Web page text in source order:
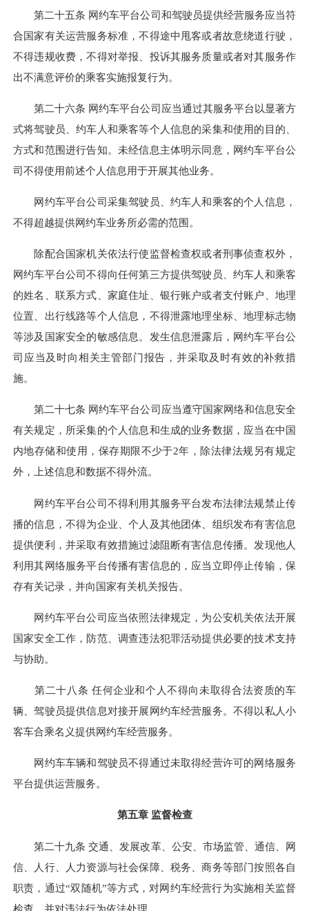
第二十五条 网约车平台公司和驾驶员提供经营服务应当符
合国家有关运营服务标准，不得途中甩客或者故意绕道行驶，
不得违规收费，不得对举报、投诉其服务质量或者对其服务作
出不满意评价的乘客实施报复行为。
第二十六条 网约车平台公司应当通过其服务平台以显著方
式将驾驶员、约车人和乘客等个人信息的采集和使用的目的、
方式和范围进行告知。未经信息主体明示同意，网约车平台公
司不得使用前述个人信息用于开展其他业务。
网约车平台公司采集驾驶员、约车人和乘客的个人信息，
不得超越提供网约车业务所必需的范围。
除配合国家机关依法行使监督检查权或者刑事侦查权外，
网约车平台公司不得向任何第三方提供驾驶员、约车人和乘客
的姓名、联系方式、家庭住址、银行账户或者支付账户、地理
位置、出行线路等个人信息，不得泄露地理坐标、地理标志物
等涉及国家安全的敏感信息。发生信息泄露后，网约车平台公
司应当及时向相关主管部门报告，并采取及时有效的补救措
施。
第二十七条 网约车平台公司应当遵守国家网络和信息安全
有关规定，所采集的个人信息和生成的业务数据，应当在中国
内地存储和使用，保存期限不少于2年，除法律法规另有规定
外，上述信息和数据不得外流。
网约车平台公司不得利用其服务平台发布法律法规禁止传
播的信息，不得为企业、个人及其他团体、组织发布有害信息
提供便利，并采取有效措施过滤阻断有害信息传播。发现他人
利用其网络服务平台传播有害信息的，应当立即停止传输，保
存有关记录，并向国家有关机关报告。
网约车平台公司应当依照法律规定，为公安机关依法开展
国家安全工作，防范、调查违法犯罪活动提供必要的技术支持
与协助。
第二十八条 任何企业和个人不得向未取得合法资质的车
辆、驾驶员提供信息对接开展网约车经营服务。不得以私人小
客车合乘名义提供网约车经营服务。
网约车车辆和驾驶员不得通过未取得经营许可的网络服务
平台提供运营服务。
第五章 监督检查
第二十九条 交通、发展改革、公安、市场监管、通信、网
信、人行、人力资源与社会保障、税务、商务等部门按照各自
职责，通过“双随机”等方式，对网约车经营行为实施相关监督
检查，并对违法行为依法处理。